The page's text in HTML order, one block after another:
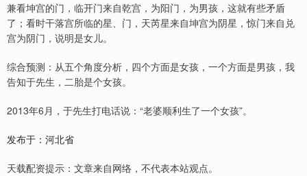
兼看坤宫的门，临开门来自乾宫，为阳门，为男孩，这就有些矛盾
了；看时干落宫所临的星、门，天芮星来自坤宫为阴星，惊门来自兑
宫为阴门，说明是女儿。
综合预测：从五个角度分析，四个方面是女孩，一个方面是男孩，我
告知于先生，二胎是个女孩。
2013年6月，于先生打电话说：“老婆顺利生了一个女孩”。
发布于：河北省
天载配资提示：文章来自网络，不代表本站观点。